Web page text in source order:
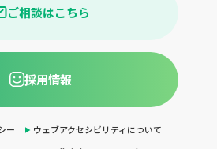
ご相談はこちら
採用情報
ー ウェブアクセシビリティについて